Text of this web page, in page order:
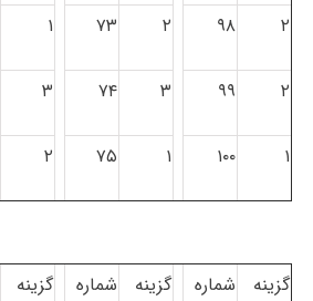
۲ ۹۸ ۲ ۷۳ ۱
۲ ۹۹ ۳ ۷۴ ۳
۱ ۱۰۰ ۱ ۷۵ ۲
گزینه
شماره
گزینه
شماره
گزینه